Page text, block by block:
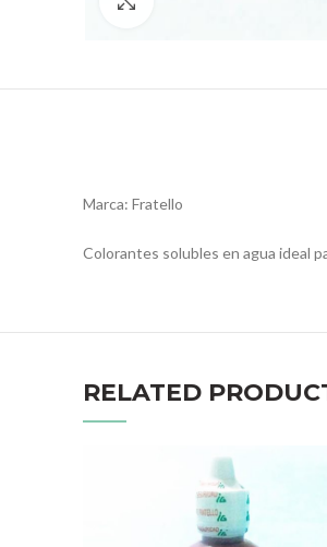
Marca: Fratello
Colorantes solubles en agua ideal
RELATED